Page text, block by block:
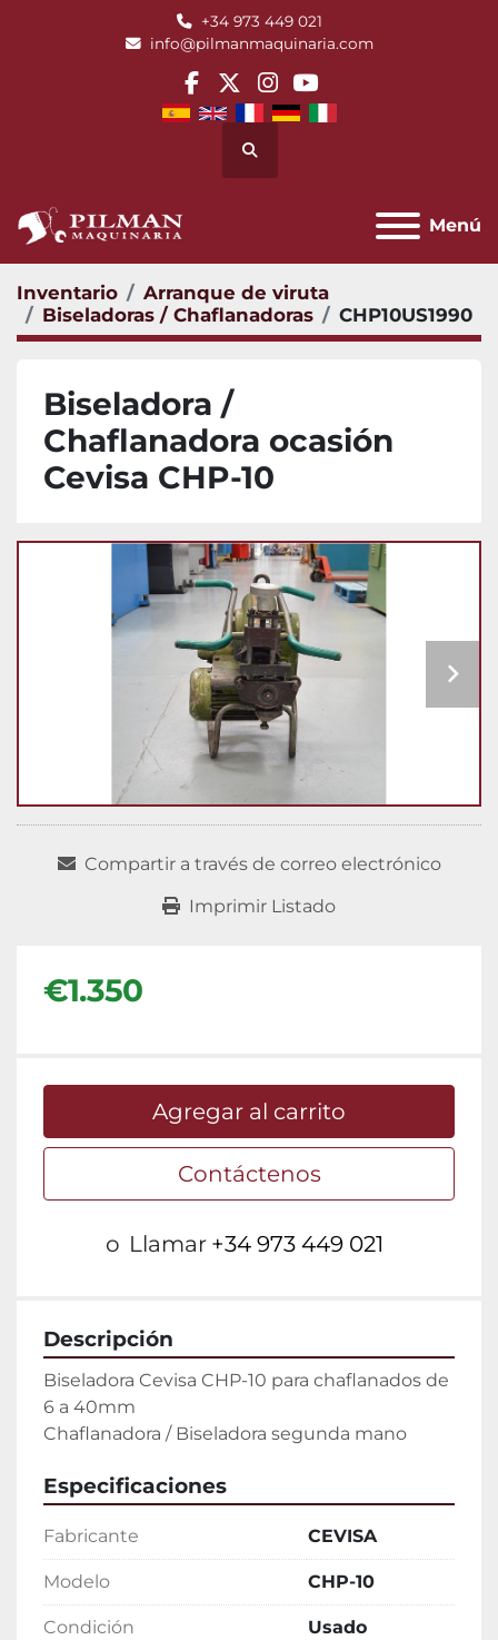
+34 973 449 021
info@pilmanmaquinaria.com
facebook
twitterinstagram
youtube
Buscar
Menú
Inventario
Arranque de viruta
Biseladoras / Chaflanadoras
CHP10US1990
Biseladora /
Chaflanadora ocasión
Cevisa CHP-10
Compartir a través de correo electrónico
Imprimir Listado
€1.350
Agregar al carrito
Contáctenos
o Llamar +34 973 449 021
Descripción
Biseladora Cevisa CHP-10 para chaflanados de
6 a 40mm
Chaflanadora / Biseladora segunda mano
Especificaciones
Fabricante CEVISA
Modelo CHP-10
Condición Usado